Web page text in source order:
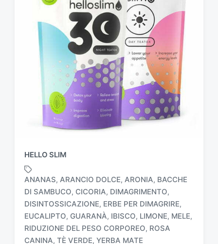
HELLO SLIM
a
g
g
ANANAS, ARANCIO DOLCE, ARONIA, BACCHE
DI SAMBUCO, CICORIA, DIMAGRIMENTO,
DISINTOSSICAZIONE, ERBE PER DIMAGRIRE,
EUCALIPTO, GUARANÀ, IBISCO, LIMONE, MELE,
RIDUZIONE DEL PESO CORPOREO, ROSA
CANINA, TÈ VERDE, YERBA MATE